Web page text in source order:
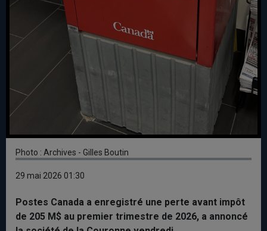
Photo : Archives - Gilles Boutin
29 mai 2026 01:30
Postes Canada a enregistré une perte avant impôt
de 205 M$ au premier trimestre de 2026, a annoncé